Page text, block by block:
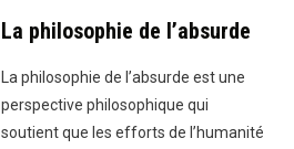
schizophrénie
La philosophie de l’absurde
La philosophie de l’absurde est une
perspective philosophique qui
soutient que les efforts de l’humanité